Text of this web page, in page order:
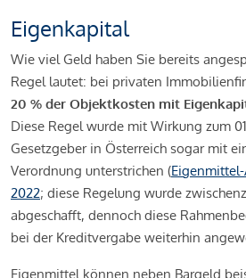
Eigenkapital
Wie viel Geld haben Sie bereits
Regel lautet: bei privaten
20 % der Objektkosten mit
Diese Regel wurde mit Wirkung zum
Gesetzgeber in Österreich sogar mit
Verordnung unterstrichen (
2022; diese Regelung wurde
abgeschafft, dennoch diese
bei der Kreditvergabe weiterhin
Eigenmittel können neben Bargeld